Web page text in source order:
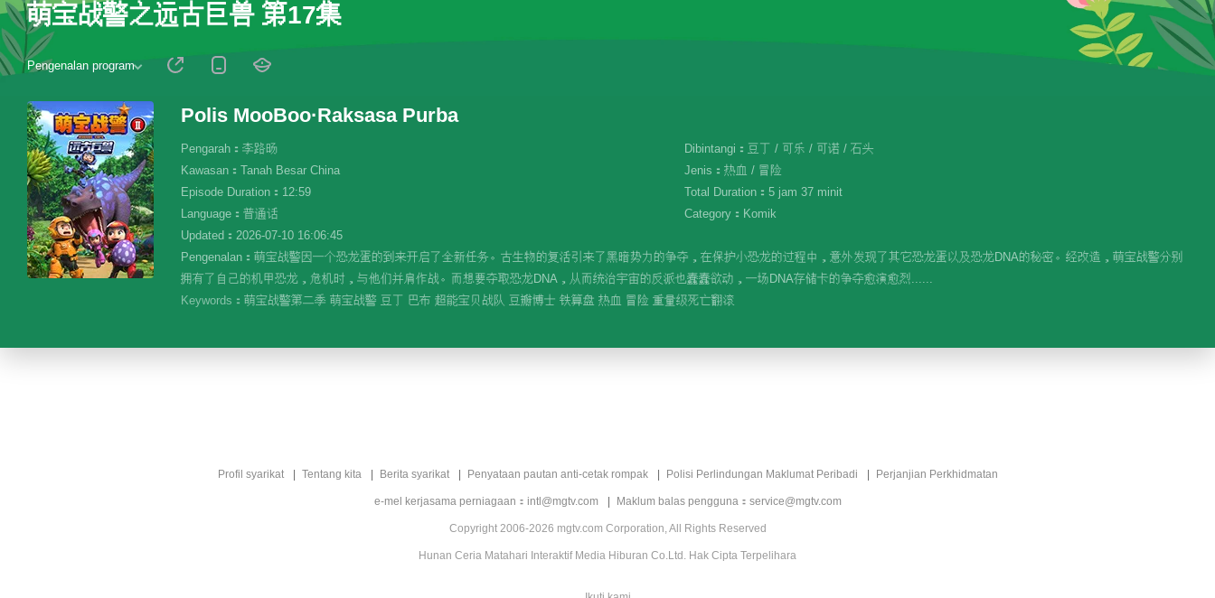
180.6M
Bayi Lelaki Comel 3:
Battle of Origin
萌宝战警之远古巨兽 第17集
Pengenalan program
Polis MooBoo·Raksasa Purba
Pengarah：李路旸
Dibintangi：豆丁 / 可乐 / 可诺 / 石头
Kawasan：Tanah Besar China
Jenis：热血 / 冒险
Episode Duration：12:59
Total Duration：5 jam 37 minit
Language：普通话
Category：Komik
Updated：2026-07-10 16:06:45
Pengenalan：萌宝战警因一个恐龙蛋的到来开启了全新任务。古生物的复活引来了黑暗势力的争夺，在保护小恐龙的过程中，意外发现了其它恐龙蛋以及恐龙DNA的秘密。经改造，萌宝战警分别
拥有了自己的机甲恐龙，危机时，与他们并肩作战。而想要夺取恐龙DNA，从而统治宇宙的反派也蠢蠢欲动，一场DNA存储卡的争夺愈演愈烈......
Keywords： 萌宝战警第二季 萌宝战警 豆丁 巴布 超能宝贝战队 豆瓣博士 铁算盘 热血 冒险 重量级死亡翻滚
Profil syarikat Tentang kita Berita syarikat Penyataan pautan anti-cetak rompak Polisi Perlindungan Maklumat Peribadi Perjanjian Perkhidmatan
e-mel kerjasama perniagaan：intl@mgtv.com Maklum balas pengguna：service@mgtv.com
Copyright 2006-2026 mgtv.com Corporation, All Rights Reserved
Hunan Ceria Matahari Interaktif Media Hiburan Co.Ltd. Hak Cipta Terpelihara